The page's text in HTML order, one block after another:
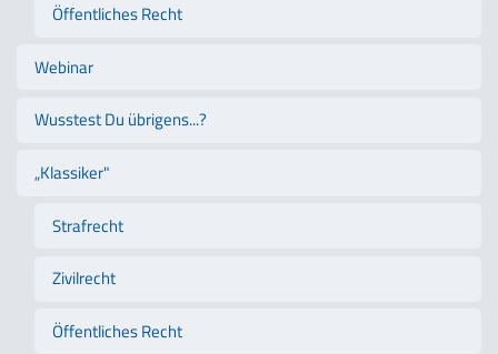
Öffentliches Recht
Webinar
Wusstest Du übrigens...?
„Klassiker"
Strafrecht
Zivilrecht
Öffentliches Recht